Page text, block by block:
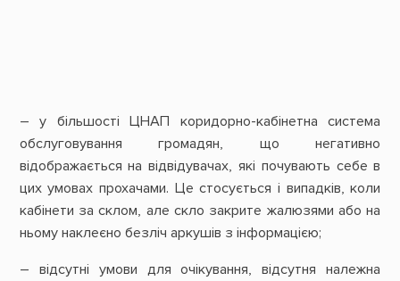
– у більшості ЦНАП коридорно-кабінетна система
обслуговування громадян, що негативно
відображається на відвідувачах, які почувають себе в
цих умовах прохачами. Це стосується і випадків, коли
кабінети за склом, але скло закрите жалюзями або на
ньому наклеєно безліч аркушів з інформацією;
– відсутні умови для очікування, відсутня належна